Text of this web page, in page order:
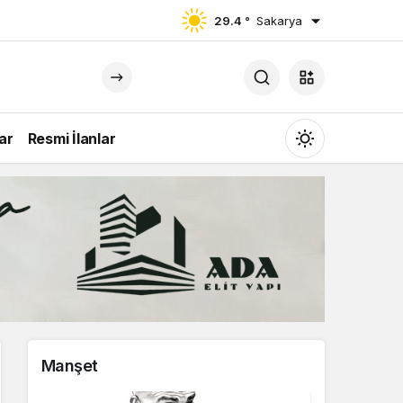
29.4 ° Sakarya
Resmi İlanlar
Mod
değiştir
Gündüz Modu
Gündüz modunu seçin.
Manşet